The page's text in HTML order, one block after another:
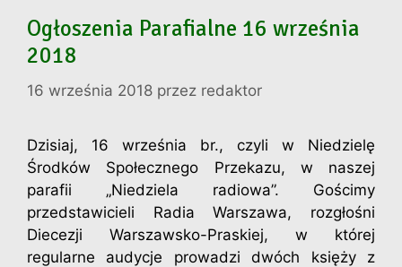
Ogłoszenia Parafialne 16 września
2018
16 września 2018 przez redaktor
Dzisiaj, 16 września br., czyli w Niedzielę
Środków Społecznego Przekazu, w naszej
parafii „Niedziela radiowa”. Gościmy
przedstawicieli Radia Warszawa, rozgłośni
Diecezji Warszawsko-Praskiej, w której
regularne audycje prowadzi dwóch księży z